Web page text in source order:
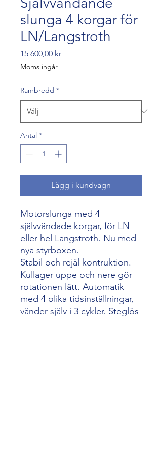
slunga 4 korgar för
LN/Langstroth
15 600,00 krPris
Moms ingår
Rambredd *
Antal *
Lägg i kundvagn
Motorslunga med 4
självvändade korgar, för LN
eller hel Langstroth. Nu med
nya styrboxen.
Stabil och rejäl kontruktion.
Kullager uppe och nere gör
rotationen lätt. Automatik
med 4 olika tidsinställningar,
vänder själv i 3 cykler. Steglös